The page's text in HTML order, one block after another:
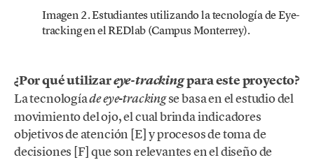
Imagen 2. Estudiantes utilizando la tecnología de Eye-
tracking en el REDlab (Campus Monterrey).
¿Por qué utilizareye-trackingpara este proyecto?
La tecnologíade eye-trackingse basa en el estudio del
movimiento del ojo, el cual brinda indicadores
objetivos de atención [E] y procesos de toma de
decisiones [F] que son relevantes en el diseño de